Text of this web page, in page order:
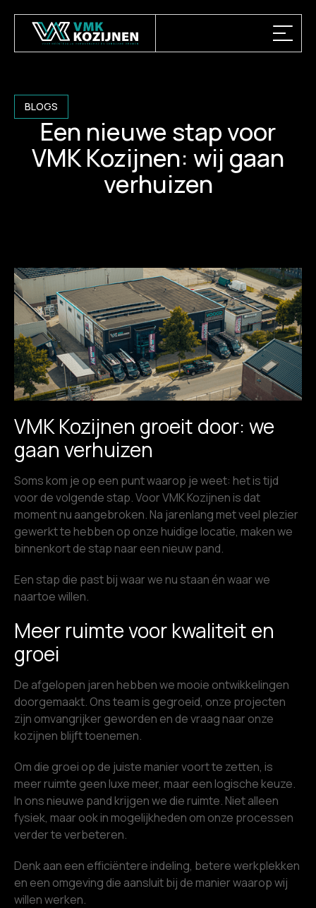
BLOGS
Een nieuwe stap voor
VMK Kozijnen: wij gaan
verhuizen
VMK Kozijnen groeit door: we
gaan verhuizen
Soms kom je op een punt waarop je weet: het is tijd
voor de volgende stap. Voor VMK Kozijnen is dat
moment nu aangebroken. Na jarenlang met veel plezier
gewerkt te hebben op onze huidige locatie, maken we
binnenkort de stap naar een nieuw pand.
Een stap die past bij waar we nu staan én waar we
naartoe willen.
Meer ruimte voor kwaliteit en
groei
De afgelopen jaren hebben we mooie ontwikkelingen
doorgemaakt. Ons team is gegroeid, onze projecten
zijn omvangrijker geworden en de vraag naar onze
kozijnen blijft toenemen.
Om die groei op de juiste manier voort te zetten, is
meer ruimte geen luxe meer, maar een logische keuze.
In ons nieuwe pand krijgen we die ruimte. Niet alleen
fysiek, maar ook in mogelijkheden om onze processen
verder te verbeteren.
Denk aan een efficiëntere indeling, betere werkplekken
en een omgeving die aansluit bij de manier waarop wij
willen werken.